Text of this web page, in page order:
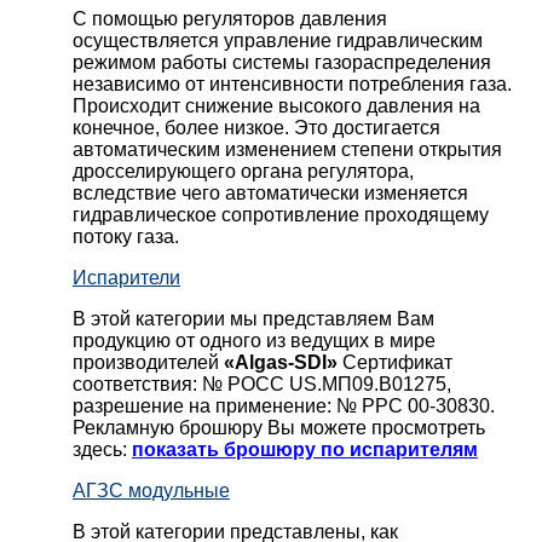
С помощью регуляторов давления
осуществляется управление гидравлическим
режимом работы системы газораспределения
независимо от интенсивности потребления газа.
Происходит снижение высокого давления на
конечное, более низкое. Это достигается
автоматическим изменением степени открытия
дросселирующего органа регулятора,
вследствие чего автоматически изменяется
гидравлическое сопротивление проходящему
потоку газа.
Испарители
В этой категории мы представляем Вам
продукцию от одного из ведущих в мире
производителей «Algas-SDI» Сертификат
соответствия: № РОСС US.МП09.В01275,
разрешение на применение: № РРС 00-30830.
Рекламную брошюру Вы можете просмотреть
здесь: показать брошюру по испарителям
АГЗС модульные
В этой категории представлены, как